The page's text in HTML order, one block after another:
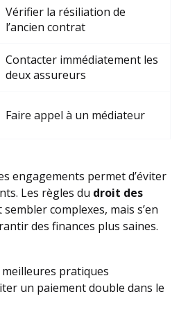
Vérifier la résiliation de
l’ancien contrat
Contacter immédiatement les
deux assureurs
Faire appel à un médiateur
engagements permet d’éviter
Les règles du droit des
complexes, mais s’en
des finances plus saines.
pratiques
un paiement double dans le